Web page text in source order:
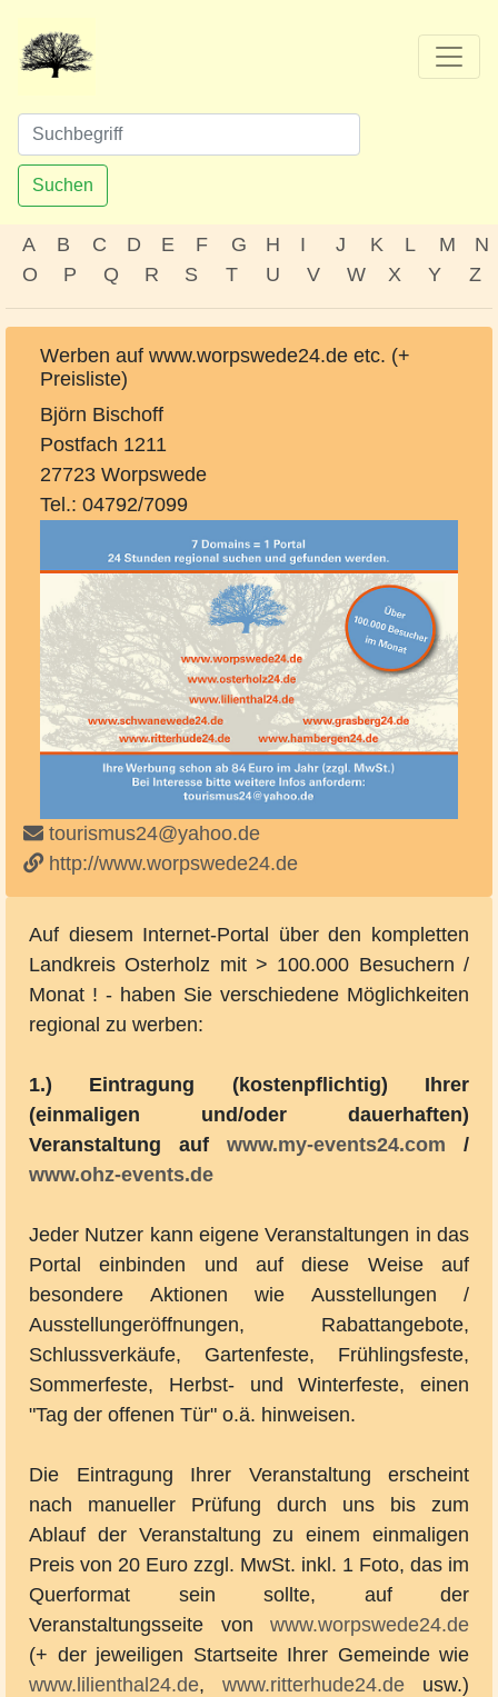
Suchen
A B C D E F G H I J K L M
N
O
P Q R S T U V W X Y Z
Werben auf www.worpswede24.de etc. (+
Preisliste)
Björn Bischoff
Postfach 1211
27723 Worpswede
Tel.: 04792/7099
tourismus24@yahoo.de
http://www.worpswede24.de
Auf diesem Internet-Portal über den kompletten
Landkreis Osterholz mit > 100.000 Besuchern /
Monat ! - haben Sie verschiedene Möglichkeiten
regional zu werben:
1.) Eintragung (kostenpflichtig) Ihrer
(einmaligen und/oder dauerhaften)
Veranstaltung auf www.my-events24.com /
www.ohz-events.de
Jeder Nutzer kann eigene Veranstaltungen in das
Portal einbinden und auf diese Weise auf
besondere Aktionen wie Ausstellungen /
Ausstellungeröffnungen, Rabattangebote,
Schlussverkäufe, Gartenfeste, Frühlingsfeste,
Sommerfeste, Herbst- und Winterfeste, einen
"Tag der offenen Tür" o.ä. hinweisen.
Die Eintragung Ihrer Veranstaltung erscheint
nach manueller Prüfung durch uns bis zum
Ablauf der Veranstaltung zu einem einmaligen
Preis von 20 Euro zzgl. MwSt. inkl. 1 Foto, das im
Querformat sein sollte, auf der
Veranstaltungsseite von www.worpswede24.de
(+ der jeweiligen Startseite Ihrer Gemeinde wie
www.lilienthal24.de, www.ritterhude24.de usw.)